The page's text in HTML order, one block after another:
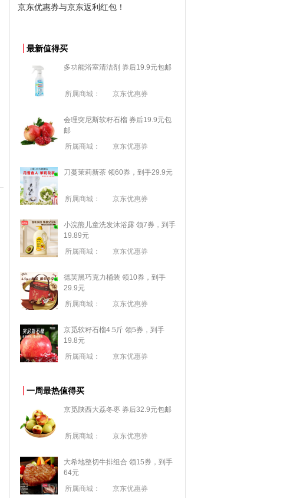
拼多多优惠券+拼多多返利
最新值得买
多功能浴室清洁剂 券后19.9元包邮
所属商城： 京东优惠券
会理突尼斯软籽石榴 券后19.9元包
邮
所属商城：
京东优惠券
刀蔓茉莉新茶 领60券，到手29.9元
所属商城： 京东优惠券
小浣熊儿童洗发沐浴露 领7券，到手
19.89元
所属商城：
京东优惠券
德芙黑巧克力桶装 领10券，到手
29.9元
所属商城：
京东优惠券
京觅软籽石榴4.5斤 领5券，到手
19.8元
所属商城：
京东优惠券
一周最热值得买
京觅陕西大荔冬枣 券后32.9元包邮
所属商城： 京东优惠券
大希地整切牛排组合 领15券，到手
64元
所属商城：
京东优惠券